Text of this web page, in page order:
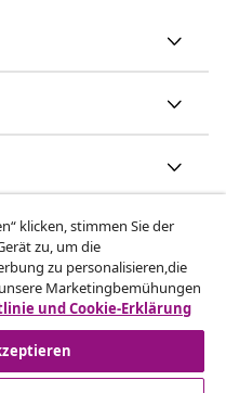
klicken, stimmen Sie der
zu, um die
zu personalisieren,die
Marketingbemühungen
und Cookie-Erklärung